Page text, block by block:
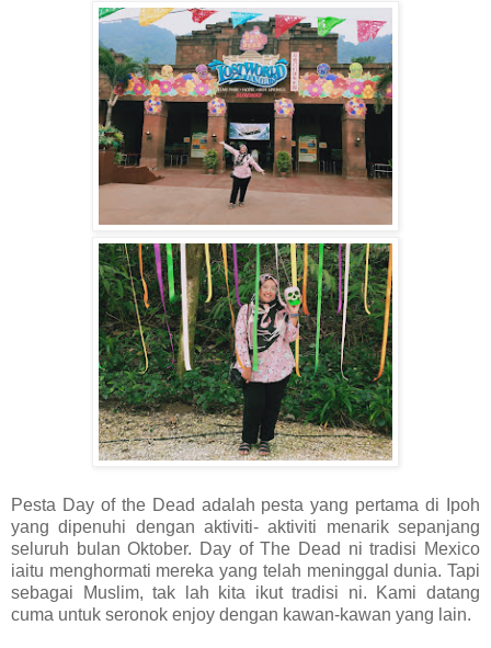
Pesta Day of the Dead adalah pesta yang pertama di Ipoh
yang dipenuhi dengan aktiviti- aktiviti menarik sepanjang
seluruh bulan Oktober. Day of The Dead ni tradisi Mexico
iaitu menghormati mereka yang telah meninggal dunia. Tapi
sebagai Muslim, tak lah kita ikut tradisi ni. Kami datang
cuma untuk seronok enjoy dengan kawan-kawan yang lain.